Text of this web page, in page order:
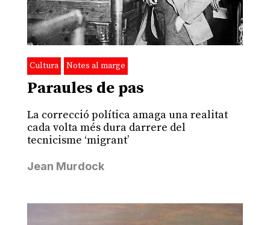
Cultura Notes al marge
Paraules de pas
La correcció política amaga una realitat
cada volta més dura darrere del
tecnicisme ‘migrant’
Jean Murdock